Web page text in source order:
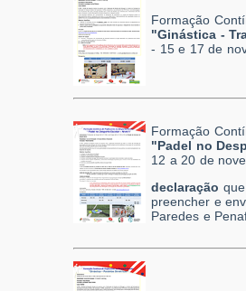
Formação
"Ginástica -
- 15 e 17 de
Formação
"Padel no
12 a 20 de
declaração
preencher e
Paredes e